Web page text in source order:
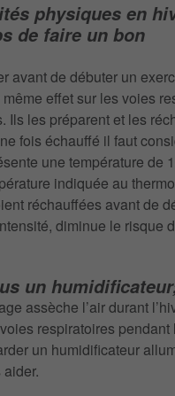
physiques en
de faire un bon
avant de débuter un
effet sur les voies
Ils les préparent et les
fois échauffé il faut
une température de
indiquée au
réchauffées avant de
diminue le risque
un
assèche l’air durant
respiratoires pendant
un humidificateur